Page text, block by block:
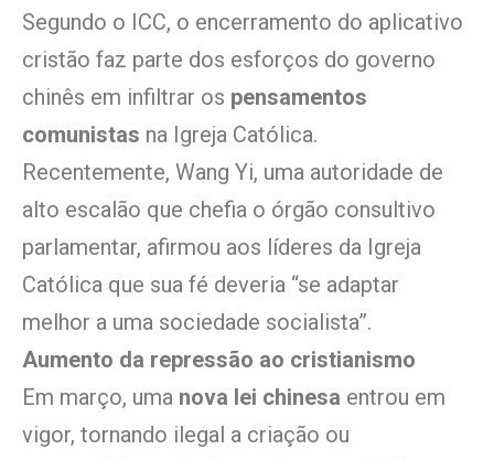
Segundo o ICC, o encerramento do aplicativo
cristão faz parte dos esforços do governo
chinês em infiltrar os pensamentos
comunistas na Igreja Católica.
Recentemente, Wang Yi, uma autoridade de
alto escalão que chefia o órgão consultivo
parlamentar, afirmou aos líderes da Igreja
Católica que sua fé deveria “se adaptar
melhor a uma sociedade socialista”.
Aumento da repressão ao cristianismo
Em março, uma nova lei chinesa entrou em
vigor, tornando ilegal a criação ou